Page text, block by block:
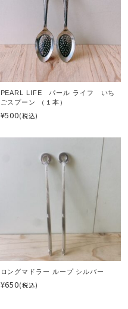
PEARL LIFE パール ライフ いち
ごスプーン （１本）
¥500(税込)
ロングマドラー ループ シルバー
¥650(税込)